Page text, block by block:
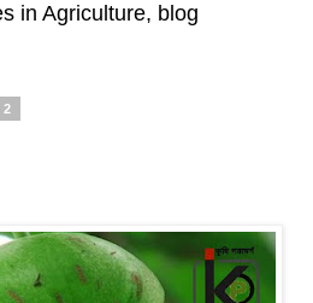
in Agriculture, blog